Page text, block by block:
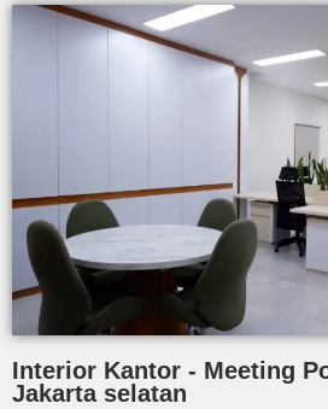
Interior Kantor - Meeting
Jakarta selatan